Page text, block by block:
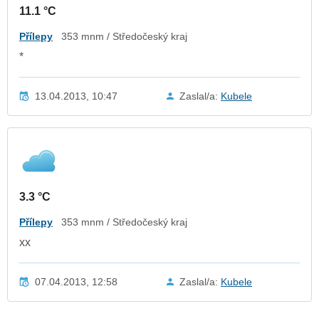
11.1 °C
Přílepy 353 mnm / Středočeský kraj
*
13.04.2013, 10:47 Zaslal/a: Kubele
3.3 °C
Přílepy 353 mnm / Středočeský kraj
xx
07.04.2013, 12:58 Zaslal/a: Kubele